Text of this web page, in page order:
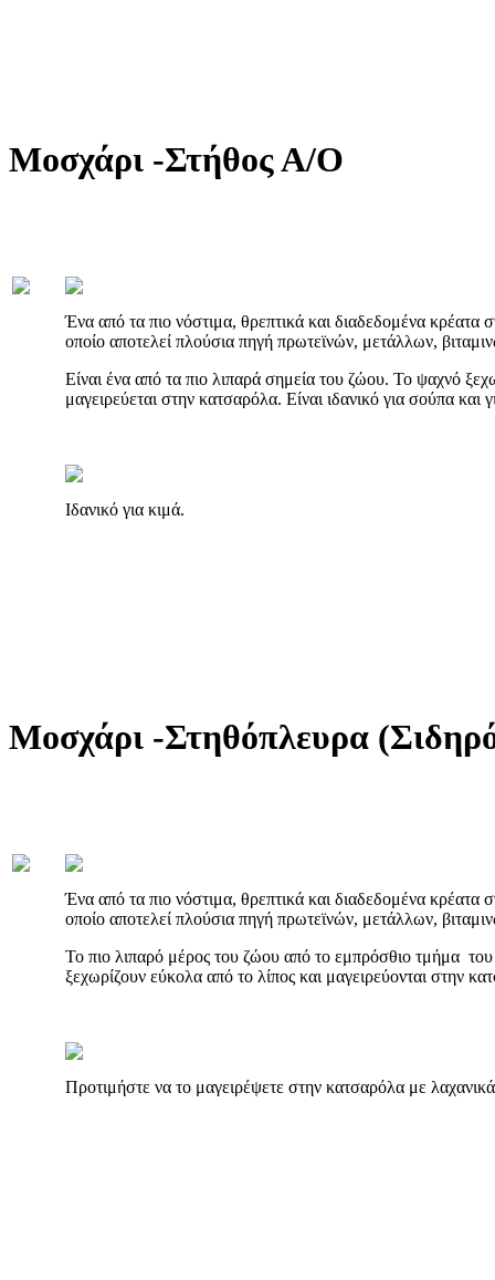
Μοσχάρι -Στήθος Α/Ο
Ένα από τα πιο νόστιμα, θρεπτικά και διαδεδομένα κρέατα
οποίο αποτελεί πλούσια πηγή πρωτεϊνών, μετάλλων,
Είναι ένα από τα πιο λιπαρά σημεία του ζώου. Το ψαχνό
μαγειρεύεται στην κατσαρόλα. Είναι ιδανικό για σούπα και
Ιδανικό για κιμά.
Μοσχάρι -Στηθόπλευρα
Ένα από τα πιο νόστιμα, θρεπτικά και διαδεδομένα κρέατα
οποίο αποτελεί πλούσια πηγή πρωτεϊνών, μετάλλων,
Το πιο λιπαρό μέρος του ζώου από το εμπρόσθιο τμήμα
ξεχωρίζουν εύκολα από το λίπος και μαγειρεύονται στην
Προτιμήστε να το μαγειρέψετε στην κατσαρόλα με